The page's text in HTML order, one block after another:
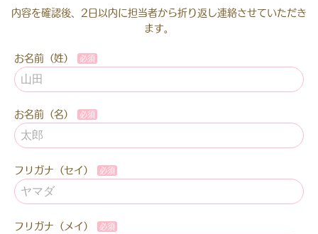
内容を確認後、2日以内に担当者から折り返し連絡させていただき
ます。
お名前（姓）
お名前（名）
フリガナ（セイ）
フリガナ（メイ）